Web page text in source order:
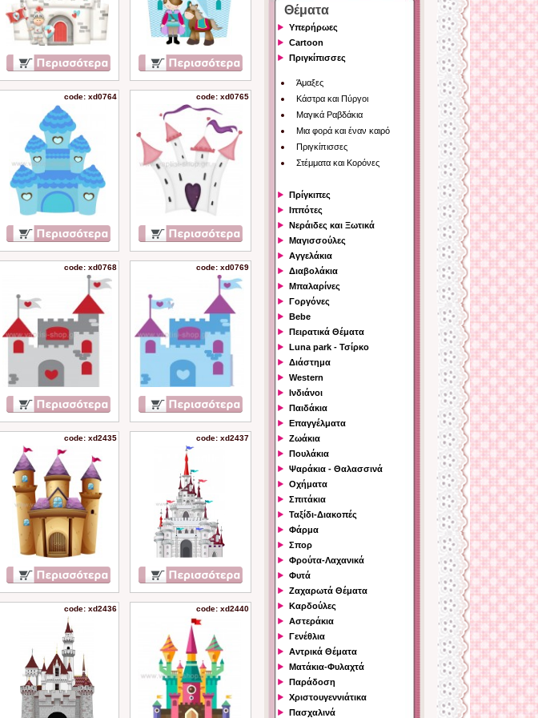
code: xd0764 code: xd0765
code: xd0768 code: xd0769
code: xd2435 code: xd2437
code: xd2436 code: xd2440
Θέματα
Υπερήρωες
Cartoon
Πριγκίπισσες
Άμαξες
Κάστρα και Πύργοι
Μαγικά Ραβδάκια
Μια φορά και έναν καιρό
Πριγκίπισσες
Στέμματα και Κορόνες
Πρίγκιπες
Ιππότες
Νεράιδες και Ξωτικά
Μαγισσούλες
Αγγελάκια
Διαβολάκια
Μπαλαρίνες
Γοργόνες
Bebe
Πειρατικά Θέματα
Luna park - Τσίρκο
Διάστημα
Western
Ινδιάνοι
Παιδάκια
Επαγγέλματα
Ζωάκια
Πουλάκια
Ψαράκια - Θαλασσινά
Οχήματα
Σπιτάκια
Ταξίδι-Διακοπές
Φάρμα
Σπορ
Φρούτα-Λαχανικά
Φυτά
Ζαχαρωτά Θέματα
Καρδούλες
Αστεράκια
Γενέθλια
Αντρικά Θέματα
Ματάκια-Φυλαχτά
Παράδοση
Χριστουγεννιάτικα
Πασχαλινά